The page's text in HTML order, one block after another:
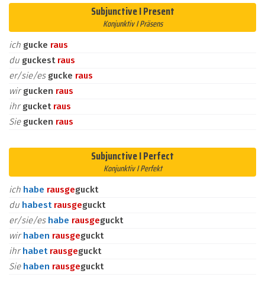
Subjunctive I Present
Konjunktiv I Präsens
ich gucke raus
du guckest raus
er/sie/es gucke raus
wirgucken raus
ihrgucket raus
Sie gucken raus
Subjunctive I Perfect
Konjunktiv I Perfekt
ich habe rausgeguckt
du habest rausgeguckt
er/sie/es habe rausgeguckt
wirhaben rausgeguckt
ihrhabet rausgeguckt
Sie haben rausgeguckt